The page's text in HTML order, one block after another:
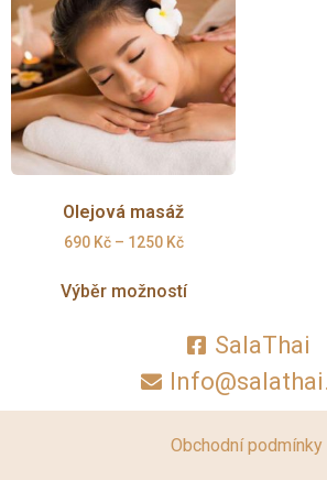
Olejová masáž
690 Kč– 1250 Kč
Výběr možností
SalaThai
Obchodní podmínky